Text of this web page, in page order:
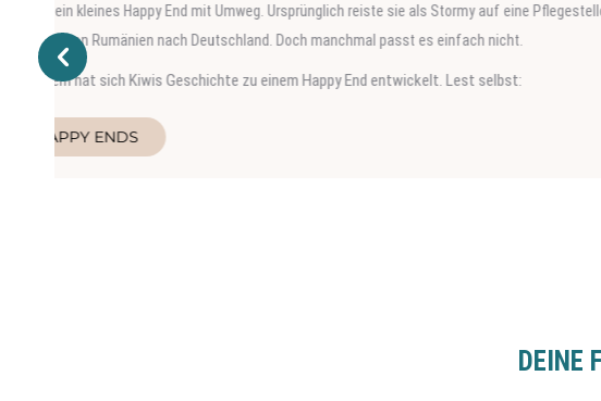
Der Kater Werner wurde
schon nach Deutschland
Wie Werner sich
DEINE